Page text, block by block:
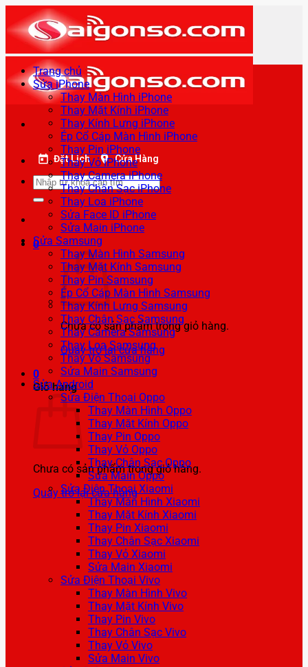
qua
nội
dung
Đặt Lịch Cửa Hàng
Tìm
kiếm:
0
Chưa có sản phẩm trong giỏ hàng.
Quay trở lại cửa hàng
0
Giỏ hàng
Chưa có sản phẩm trong giỏ hàng.
Quay trở lại cửa hàng
Trang chủ
Sửa iPhone
Thay Màn Hình iPhone
Thay Mặt Kính iPhone
Thay Kính Lưng iPhone
Ép Cổ Cáp Màn Hình iPhone
Thay Pin iPhone
Thay Vỏ iPhone
Thay Camera iPhone
Thay Chân Sạc iPhone
Thay Loa iPhone
Sửa Face ID iPhone
Sửa Main iPhone
Sửa Samsung
Thay Màn Hình Samsung
Thay Mặt Kính Samsung
Thay Pin Samsung
Ép Cổ Cáp Màn Hình Samsung
Thay Kính Lưng Samsung
Thay Chân Sạc Samsung
Thay Camera Samsung
Thay Loa Samsung
Thay Vỏ Samsung
Sửa Main Samsung
Sửa Android
Sửa Điện Thoại Oppo
Thay Màn Hình Oppo
Thay Mặt Kính Oppo
Thay Pin Oppo
Thay Vỏ Oppo
Thay Chân Sạc Oppo
Sửa Main Oppo
Sửa Điện Thoại Xiaomi
Thay Màn Hình Xiaomi
Thay Mặt Kính Xiaomi
Thay Pin Xiaomi
Thay Chân Sạc Xiaomi
Thay Vỏ Xiaomi
Sửa Main Xiaomi
Sửa Điện Thoại Vivo
Thay Màn Hình Vivo
Thay Mặt Kính Vivo
Thay Pin Vivo
Thay Chân Sạc Vivo
Thay Vỏ Vivo
Sửa Main Vivo